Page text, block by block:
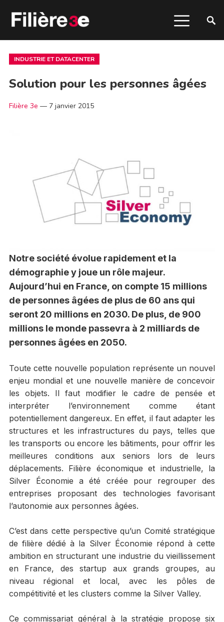
INDUSTRIE ET DATACENTER
Solution pour les personnes âgées
Filière 3e — 7 janvier 2015
Notre société évolue rapidement et la
démographie y joue un rôle majeur.
Aujourd’hui en France, on compte 15 millions
de personnes âgées de plus de 60 ans qui
seront 20 millions en 2030. De plus, de 900
millions le monde passevra à 2 milliards de
personnes âgées en 2050.
Toute cette nouvelle population représente un nouvel
enjeu mondial et une nouvelle manière de concevoir
les objets. Il faut modifier le cadre de pensée et
interpréter l’environnement comme étant
potentiellement dangereux. En effet, il faut adapter les
structures et les infrastructures du pays, telles que
les transports ou encore les bâtiments, pour offrir les
meilleures conditions aux seniors lors de leurs
déplacements. Filière économique et industrielle, la
Silver Économie a été créée pour regrouper des
entreprises proposant des technologies favorisant
l’autonomie aux personnes âgées.
C’est dans cette perspective qu’un Comité stratégique
de filière dédié à la Silver Économie répond à cette
ambition en structurant une industrie du vieillissement
en France, des startup aux grands groupes, au
niveau régional et local, avec les pôles de
compétitivité et les clusters comme la Silver Valley.
Ce commissariat général à la stratégie propose six